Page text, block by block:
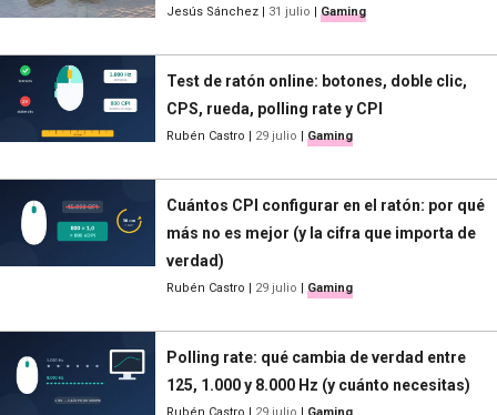
Jesús Sánchez | 31 julio | Gaming
Test de ratón online: botones, doble clic,
CPS, rueda, polling rate y CPI
Rubén Castro | 29 julio | Gaming
Cuántos CPI configurar en el ratón: por qué
más no es mejor (y la cifra que importa de
verdad)
Rubén Castro | 29 julio | Gaming
Polling rate: qué cambia de verdad entre
125, 1.000 y 8.000 Hz (y cuánto necesitas)
Rubén Castro | 29 julio | Gaming